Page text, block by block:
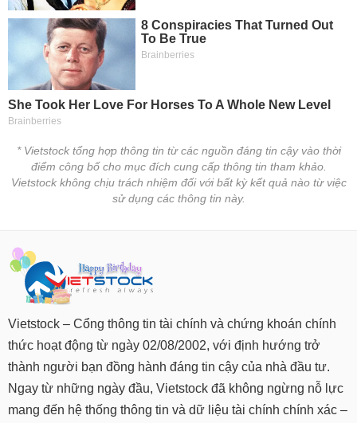
* Vietstock tổng hợp thông tin từ các nguồn đáng tin cậy vào thời
điểm công bố cho mục đích cung cấp thông tin tham khảo.
Vietstock không chịu trách nhiệm đối với bất kỳ kết quả nào từ việc
sử dụng các thông tin này.
Vietstock – Cổng thông tin tài chính và chứng khoán chính
thức hoạt động từ ngày 02/08/2002, với định hướng trở
thành người bạn đồng hành đáng tin cậy của nhà đầu tư.
Ngay từ những ngày đầu, Vietstock đã không ngừng nỗ lực
mang đến hệ thống thông tin và dữ liệu tài chính chính xác –
Tất cả Cổ phiếu
Lãnh
đạo
Tất cả Người nội bộ Người liên quan Cổ đông lớn
Tin
tức
của
tác
giả
(-)
Báo
cáo
phân
(-)